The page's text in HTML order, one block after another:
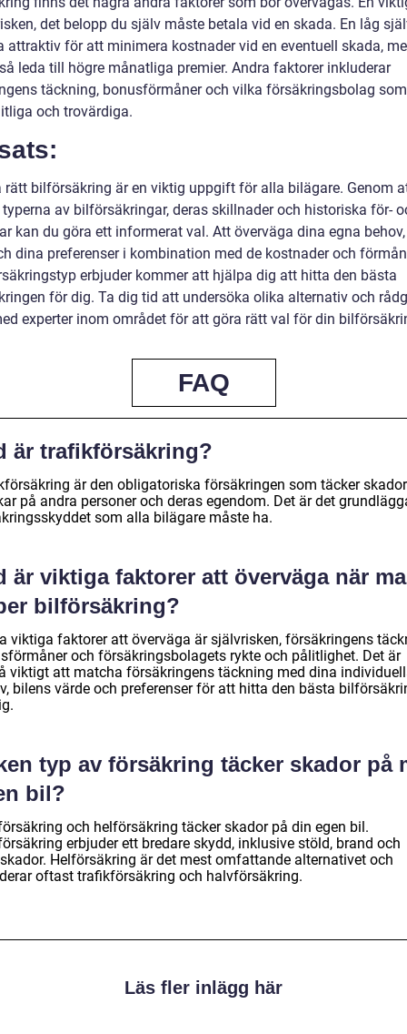
det belopp du själv måste betala vid en skada. En låg
attraktiv för att minimera kostnader vid en eventuell skada,
leda till högre månatliga premier. Andra faktorer inkluderar
täckning, bonusförmåner och vilka försäkringsbolag
och trovärdiga.
rätt bilförsäkring är en viktig uppgift för alla bilägare. Genom
av bilförsäkringar, deras skillnader och historiska för-
kan du göra ett informerat val. Att överväga dina egna
dina preferenser i kombination med de kostnader och
erbjuder kommer att hjälpa dig att hitta den bästa
för dig. Ta dig tid att undersöka olika alternativ och
experter inom området för att göra rätt val för din
FAQ
är trafikförsäkring?
är den obligatoriska försäkringen som täcker
på andra personer och deras egendom. Det är det
som alla bilägare måste ha.
är viktiga faktorer att överväga när
bilförsäkring?
viktiga faktorer att överväga är självrisken, försäkringens
och försäkringsbolagets rykte och pålitlighet. Det är
viktigt att matcha försäkringens täckning med dina
bilens värde och preferenser för att hitta den bästa
typ av försäkring täcker skador på
bil?
och helförsäkring täcker skador på din egen bil.
erbjuder ett bredare skydd, inklusive stöld, brand och
Helförsäkring är det mest omfattande alternativet och
oftast trafikförsäkring och halvförsäkring.
Läs fler inlägg här